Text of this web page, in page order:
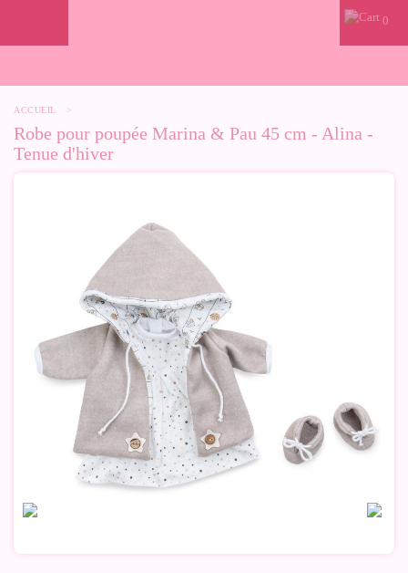
0
ACCUEIL >
Robe pour poupée Marina & Pau 45 cm - Alina -
Tenue d'hiver